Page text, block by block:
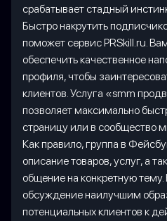
срабатывает стадный
Быстро накрутить
поможет сервис PRSkill.ru.
обеспечить качественное
профиля, чтобы
клиентов. Услуга «smm
позволяет максимально
страницу или в сообщество
Как правило, группа в
описание товаров, услуг, а
общение на конкретную
обсуждение наилучшим
потенциальных клиентов к